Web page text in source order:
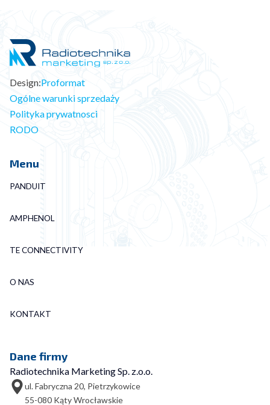
Design:Proformat
Ogólne warunki sprzedaży
Polityka prywatnosci
RODO
Menu
PANDUIT
AMPHENOL
TE CONNECTIVITY
O NAS
KONTAKT
Dane firmy
Radiotechnika Marketing Sp. z.o.o.
ul. Fabryczna 20, Pietrzykowice
55-080 Kąty Wrocławskie